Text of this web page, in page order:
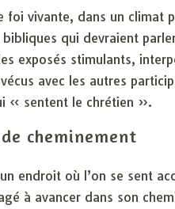
foi vivante, dans un climat
qui devraient
exposés stimulants,
avec les autres
« sentent le chrétien ».
cheminement
endroit où l’on se sent
à avancer dans son